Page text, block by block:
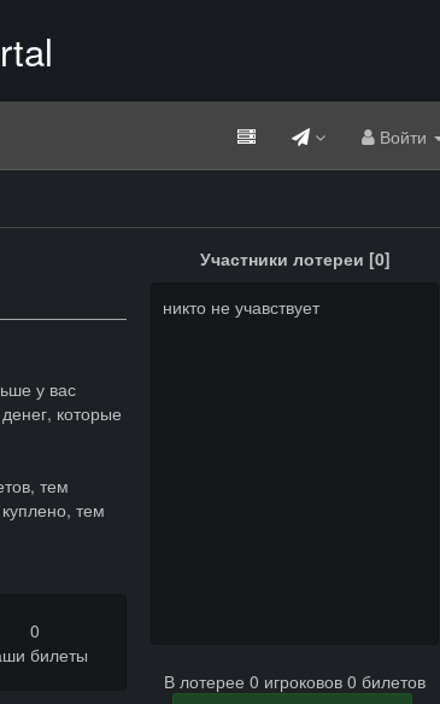
Войти
у вас
которые
тем
тем
0
билеты
Участники лотереи [0]
никто не учавствует
В лотерее 0 игроковов 0 билетов